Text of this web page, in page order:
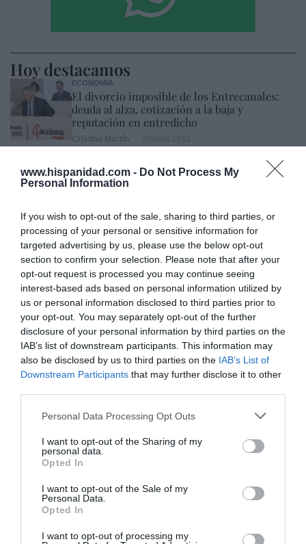
www.hispanidad.com - Do Not Process My
Personal Information
If you wish to opt-out of the sale, sharing to third parties, or
processing of your personal or sensitive information for
targeted advertising by us, please use the below opt-out
section to confirm your selection. Please note that after your
opt-out request is processed you may continue seeing
interest-based ads based on personal information utilized by
us or personal information disclosed to third parties prior to
your opt-out. You may separately opt-out of the further
disclosure of your personal information by third parties on the
IAB’s list of downstream participants. This information may
also be disclosed by us to third parties on the IAB’s List of
Downstream Participants that may further disclose it to other
Personal Data Processing Opt Outs
I want to opt-out of the Sharing of my
personal data.
Opted In
I want to opt-out of the Sale of my
Personal Data.
Opted In
I want to opt-out of processing my
Hoy destacamos
ECONOMÍA
El divorcio imposible de los Entrecanales:
deuda al alza, cotización a la baja y
reputación en entredicho
ECONOMÍA
Indra. Hispasat se hace con un proyecto IRIS-
Eulogio López 07/08/26 15:07
ECONOMÍA
‘Warner Bros. Discovery’ asume ya 600
millones en gastos de su fusión con
Paramount
Cristina Martín 07/08/26 15:10
ECONOMÍA
La ‘low cost’ británica easyJet pasará a manos
del peor fondo posible: Apollo... pero no
podrá hacerse con el control total
Venezuela. Comienza el diálogo entre
los venezolanos quieren a Corina
José Ángel Gutiérrez
ECONOMÍA
El ‘gran’ logro del ministro Puente: los
usuarios de tren de alta velocidad caen un
15,5% hasta junio